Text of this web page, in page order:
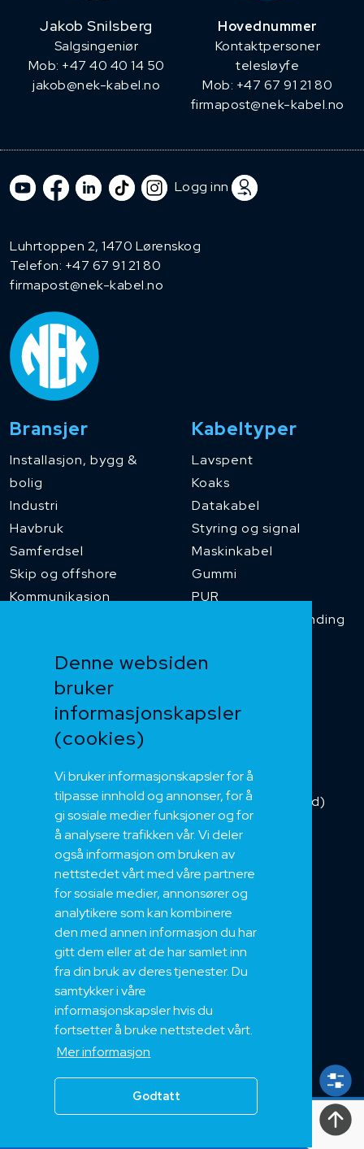
Denne websiden
bruker
informasjonskapsler
(cookies)
Vi bruker informasjonskapsler for å
tilpasse innhold og annonser, for å
gi sosiale medier funksjoner og for
å analysere trafikken vår. Vi deler
også informasjon om bruken av
nettstedet vårt med våre partnere
for sosiale medier, annonsører og
analytikere som kan kombinere
den med annen informasjon du har
gitt dem eller at de har samlet inn
fra din bruk av deres tjenester. Du
samtykker i våre
informasjonskapsler hvis du
fortsetter å bruke nettstedet vårt.
Mer informasjon
Godtatt
Jakob Snilsberg
​Salgsingeniør
Mob: +47 40 40 14 50
jakob@nek-kabel.no
Hovednummer
Kontaktpersoner
telesløyfe
Mob: +47 67 91 21 80
firmapost@nek-kabel.no
Logg inn
Luhrtoppen 2, 1470 Lørenskog
Telefon: +47 67 91 21 80
firmapost@nek-kabel.no
Bransjer
Installasjon, bygg &
bolig
Industri
Havbruk
Samferdsel
Skip og offshore
Kommunikasjon
Kabeltyper
Lavspent
Koaks
Datakabel
Styring og signal
Maskinkabel
Gummi
PUR
Temperaturbestanding
Heis og kran
Kategorikabel
Installasjonskabel
Kombikabel (Hybrid)
DNV sertifisert
Tilbehør
Om oss
Bærekraft og Åpenhet
Jobb hos oss
Sertifiseringer
Support
Teknisk
Eksport
Salgs og Leveringsbetingelser
rettigheter2024, Nek Kabel AS 2024